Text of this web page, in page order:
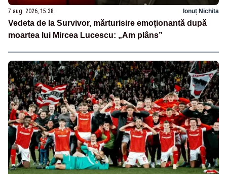
7 aug. 2026, 15:38 Ionuț Nichita
Vedeta de la Survivor, mărturisire emoționantă după
moartea lui Mircea Lucescu: „Am plâns”